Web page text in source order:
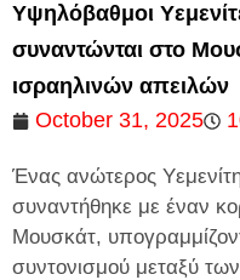
Υψηλόβαθμοι
συναντώνται στο
ισραηλινών απειλών
October 31, 2025
Ένας ανώτερος
συναντήθηκε με έναν
Μουσκάτ,
συντονισμού μεταξύ